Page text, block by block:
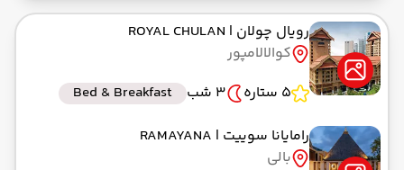
رویال چولان | ROYAL CHULAN
کوالالامپور
5 ستاره
3 شب
Bed & Breakfast
رامایانا سوییت | RAMAYANA
بالی